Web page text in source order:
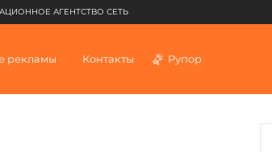
АГЕНТСТВО СЕТЬ
рекламы Контакты Рупор